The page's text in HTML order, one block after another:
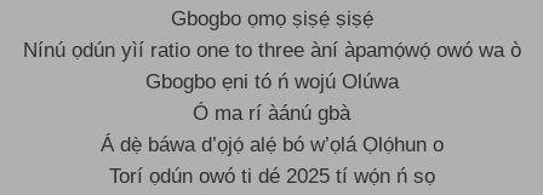
Gbogbo ọmọ ṣiṣẹ́ ṣiṣẹ́
Nínú ọdún yìí ratio one to three àní àpamọ́wọ́ owó wa ò
Gbogbo ẹni tó ń wojú Olúwa
Ó ma rí àánú gbà
Á dẹ̀ báwa d’ọjọ́ alẹ́ bó w’ọlá Ọlọ́hun o
Torí ọdún owó ti dé 2025 tí wọ́n ń sọ